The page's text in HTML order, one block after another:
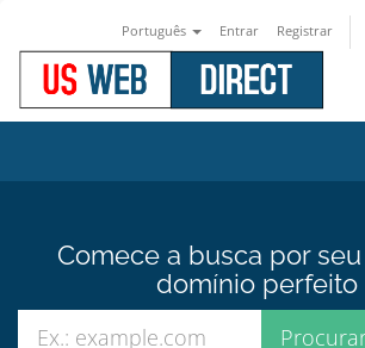
Português Entrar Registrar
Comece a busca por
domínio perfeito